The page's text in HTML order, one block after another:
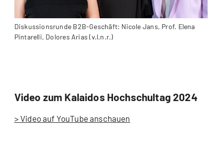
Diskussionsrunde B2B-Geschäft: Nicole Jans, Prof. Elena
Pintarelli, Dolores Arias (v.l.n.r.)
Video zum Kalaidos Hochschultag 2024
> Video auf YouTube anschauen